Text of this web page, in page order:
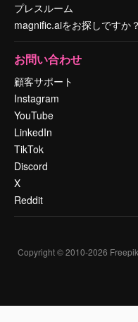
プレスルーム
magnific.aiをお探しですか？
お問い合わせ
顧客サポート
Instagram
YouTube
LinkedIn
TikTok
Discord
X
Reddit
Copyright © 2010-2026